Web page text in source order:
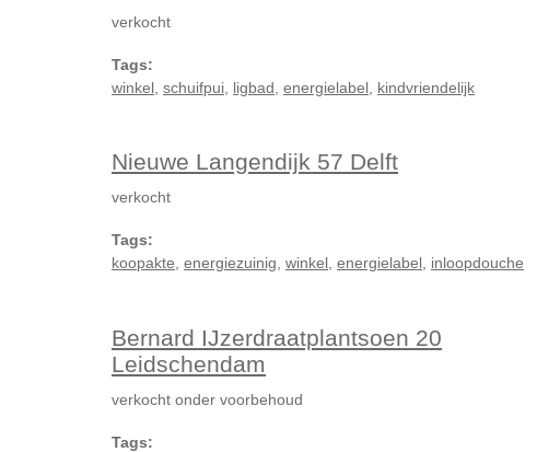
verkocht
Tags:
winkel schuifpui ligbad energielabel kindvriendelijk
Nieuwe Langendijk 57 Delft
verkocht
Tags:
koopakte energiezuinig winkel energielabel inloopdouche
Bernard IJzerdraatplantsoen 20
Leidschendam
verkocht onder voorbehoud
Tags: